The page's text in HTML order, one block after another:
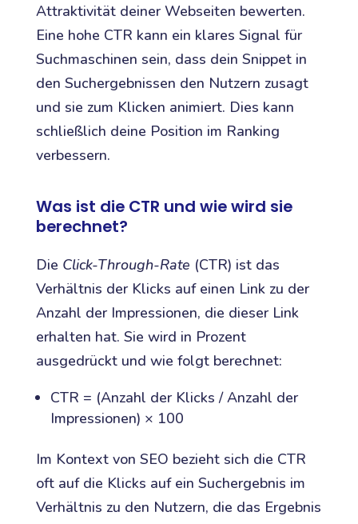
Attraktivität deiner Webseiten bewerten.
Eine hohe CTR kann ein klares Signal für
Suchmaschinen sein, dass dein Snippet in
den Suchergebnissen den Nutzern zusagt
und sie zum Klicken animiert. Dies kann
schließlich deine Position im Ranking
verbessern.
Was ist die CTR und wie wird sie
berechnet?
Die Click-Through-Rate (CTR) ist das
Verhältnis der Klicks auf einen Link zu der
Anzahl der Impressionen, die dieser Link
erhalten hat. Sie wird in Prozent
ausgedrückt und wie folgt berechnet:
CTR = (Anzahl der Klicks / Anzahl der
Impressionen) × 100
Im Kontext von SEO bezieht sich die CTR
oft auf die Klicks auf ein Suchergebnis im
Verhältnis zu den Nutzern, die das Ergebnis